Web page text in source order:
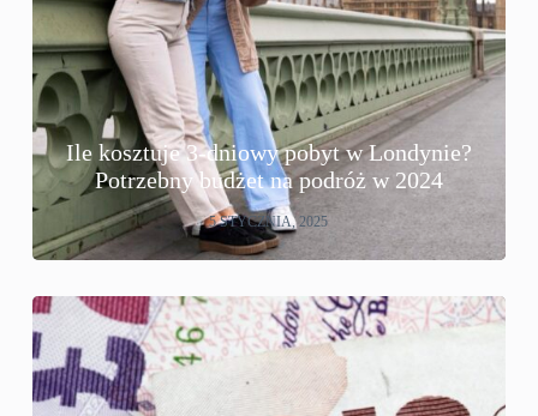
Ile kosztuje 3-dniowy pobyt w Londynie?
Potrzebny budżet na podróż w 2024
5 STYCZNIA, 2025